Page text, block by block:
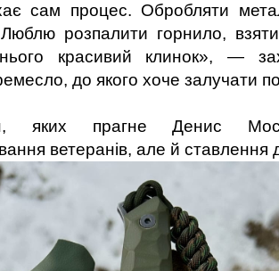
сам процес. Обробляти
розпалити горнило,
красивий клинок», —
до якого хоче залучати
яких прагне Денис
ветеранів, але й ставлення